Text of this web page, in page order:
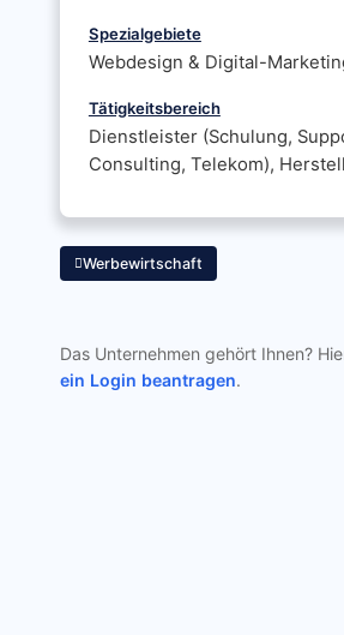
Spezialgebiete
Webdesign & Digital-
Tätigkeitsbereich
Dienstleister (Schulung,
Consulting, Telekom),
Werbewirtschaft
Das Unternehmen gehört Ihnen?
ein Login beantragen.